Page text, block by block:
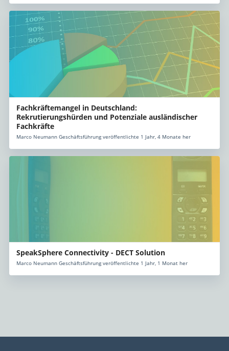
Fachkräftemangel in Deutschland:
Rekrutierungshürden und Potenziale ausländischer
Fachkräfte
Marco Neumann Geschäftsführung veröffentlichte 1 Jahr, 4 Monate her
SpeakSphere Connectivity - DECT Solution
Marco Neumann Geschäftsführung veröffentlichte 1 Jahr, 1 Monat her